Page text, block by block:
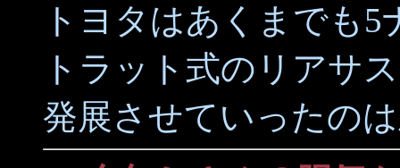
トヨタはあくまでも
トラット式のリアサ
発展させていったの